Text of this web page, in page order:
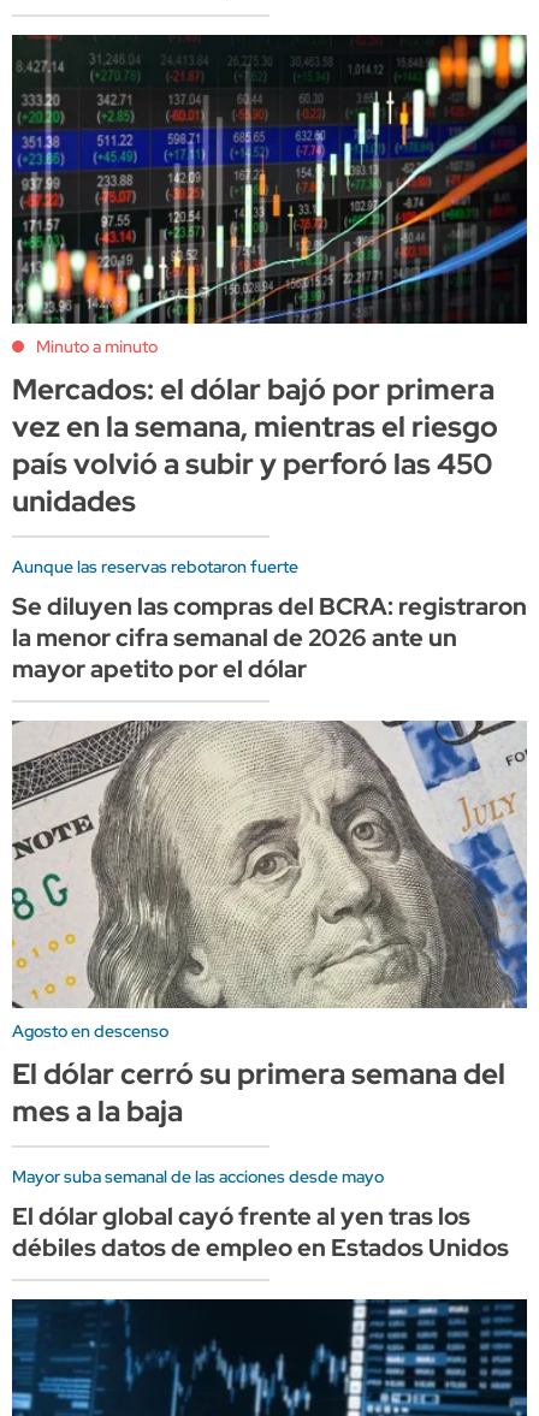
Minuto a minuto
Mercados: el dólar bajó por primera
vez en la semana, mientras el riesgo
país volvió a subir y perforó las 450
unidades
Aunque las reservas rebotaron fuerte
Se diluyen las compras del BCRA: registraron
la menor cifra semanal de 2026 ante un
mayor apetito por el dólar
Agosto en descenso
El dólar cerró su primera semana del
mes a la baja
Mayor suba semanal de las acciones desde mayo
El dólar global cayó frente al yen tras los
débiles datos de empleo en Estados Unidos